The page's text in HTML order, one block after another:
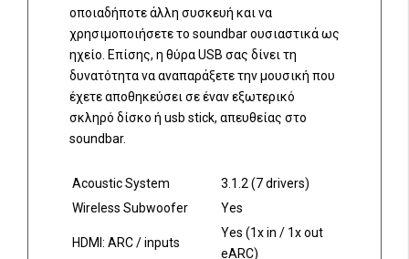
οποιαδήποτε άλλη συσκευή και να
χρησιμοποιήσετε το soundbar ουσιαστικά ως
ηχείο. Επίσης, η θύρα USB σας δίνει τη
δυνατότητα να αναπαράξετε την μουσική που
έχετε αποθηκεύσει σε έναν εξωτερικό
σκληρό δίσκο ή usb stick, απευθείας στο
soundbar.
Acoustic System
3.1.2 (7 drivers)
Wireless Subwoofer
Yes
HDMI: ARC / inputs
Yes (1x in / 1x out
eARC)